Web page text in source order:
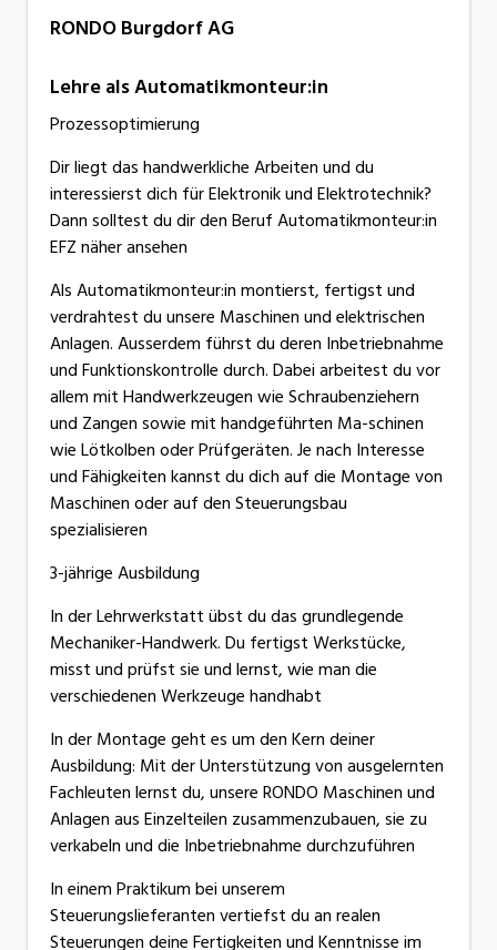
RONDO Burgdorf AG
Lehre als Automatikmonteur:in
Prozessoptimierung
Dir liegt das handwerkliche Arbeiten und du
interessierst dich für Elektronik und Elektrotechnik?
Dann solltest du dir den Beruf Automatikmonteur:in
EFZ näher ansehen
Als Automatikmonteur:in montierst, fertigst und
verdrahtest du unsere Maschinen und elektrischen
Anlagen. Ausserdem führst du deren Inbetriebnahme
und Funktionskontrolle durch. Dabei arbeitest du vor
allem mit Handwerkzeugen wie Schraubenziehern
und Zangen sowie mit handgeführten Ma-schinen
wie Lötkolben oder Prüfgeräten. Je nach Interesse
und Fähigkeiten kannst du dich auf die Montage von
Maschinen oder auf den Steuerungsbau
spezialisieren
3-jährige Ausbildung
In der Lehrwerkstatt übst du das grundlegende
Mechaniker-Handwerk. Du fertigst Werkstücke,
misst und prüfst sie und lernst, wie man die
verschiedenen Werkzeuge handhabt
In der Montage geht es um den Kern deiner
Ausbildung: Mit der Unterstützung von ausgelernten
Fachleuten lernst du, unsere RONDO Maschinen und
Anlagen aus Einzelteilen zusammenzubauen, sie zu
verkabeln und die Inbetriebnahme durchzuführen
In einem Praktikum bei unserem
Steuerungslieferanten vertiefst du an realen
Steuerungen deine Fertigkeiten und Kenntnisse im